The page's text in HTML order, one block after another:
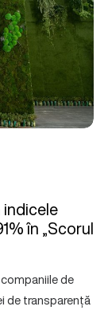
în „Scorul
de
de transparență